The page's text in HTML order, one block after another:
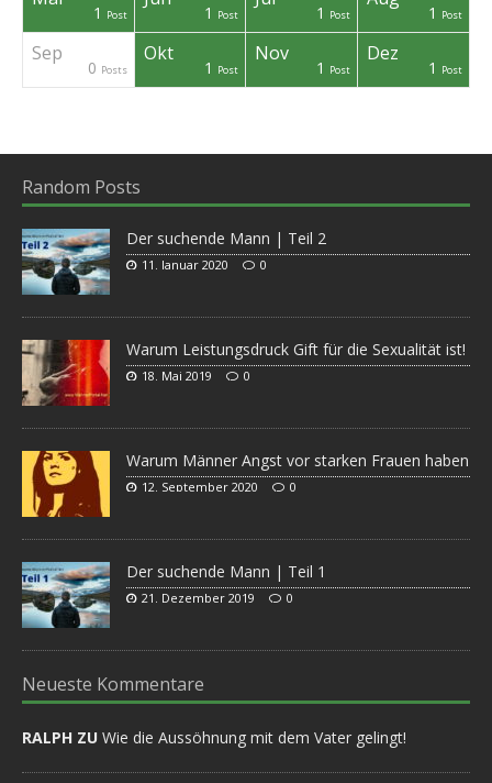
1 Post 1 Post 1 Post 1 Post
Sep
0 Posts
Okt
1 Post
Nov
1 Post
Dez
1 Post
Random Posts
Der suchende Mann | Teil 2
11. Januar 2020 0
Warum Leistungsdruck Gift für die Sexualität ist!
18. Mai 2019 0
Warum Männer Angst vor starken Frauen haben
12. September 2020 0
Der suchende Mann | Teil 1
21. Dezember 2019 0
Neueste Kommentare
RALPH ZU Wie die Aussöhnung mit dem Vater gelingt!